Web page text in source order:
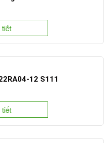
12 S111